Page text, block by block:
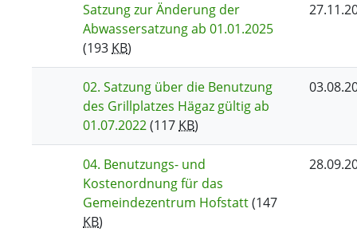
Satzung zur Änderung der
Abwassersatzung ab 01.01.2025
(193KB)
02. Satzung über die Benutzung
des Grillplatzes Hägaz gültig ab
01.07.2022(117KB)
04. Benutzungs- und
Kostenordnung für das
Gemeindezentrum Hofstatt(147
KB)